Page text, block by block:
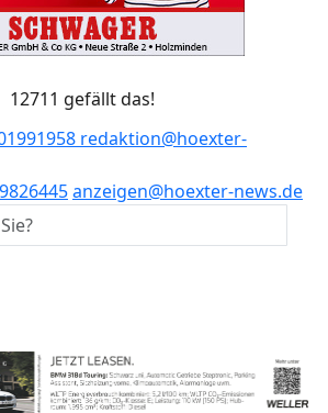
12711 gefällt das!
redaktion@hoexter-
anzeigen@hoexter-news.de